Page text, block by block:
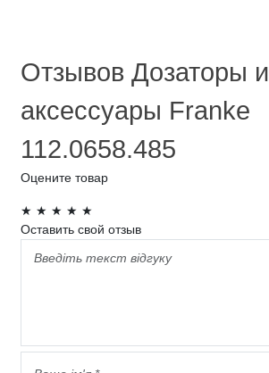
Отзывов Дозаторы и
аксессуары Franke
112.0658.485
Оцените товар
★ ★ ★ ★ ★
Оставить свой отзыв